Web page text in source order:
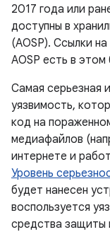
2017 года или
доступны в
(AOSP). Ссылки
AOSP есть в
Самая серьезная
уязвимость,
код на
медиафайлов
интернете и
Уровень
будет нанесен
воспользуется
средства защиты